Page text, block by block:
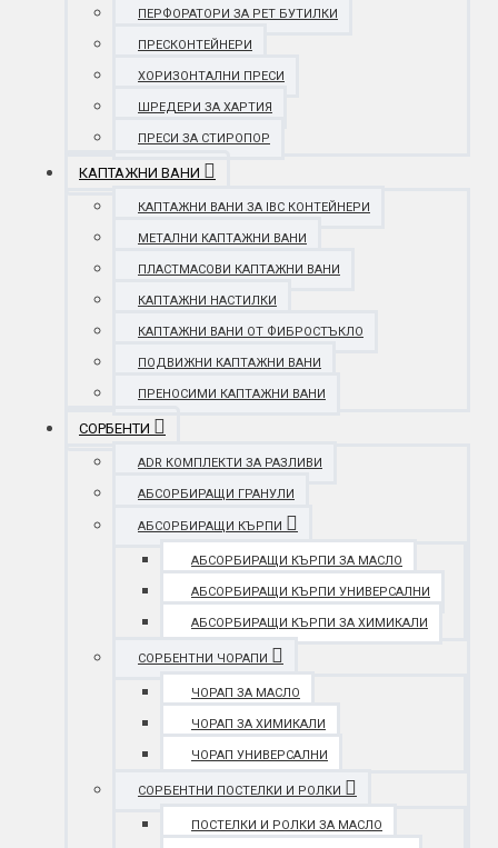
ПЕРФОРАТОРИ ЗА PET БУТИЛКИ
ПРЕСКОНТЕЙНЕРИ
ХОРИЗОНТАЛНИ ПРЕСИ
ШРЕДЕРИ ЗА ХАРТИЯ
ПРЕСИ ЗА СТИРОПОР
КАПТАЖНИ ВАНИ
КАПТАЖНИ ВАНИ ЗА IBC КОНТЕЙНЕРИ
МЕТАЛНИ КАПТАЖНИ ВАНИ
ПЛАСТМАСОВИ КАПТАЖНИ ВАНИ
КАПТАЖНИ НАСТИЛКИ
КАПТАЖНИ ВАНИ ОТ ФИБРОСТЪКЛО
ПОДВИЖНИ КАПТАЖНИ ВАНИ
ПРЕНОСИМИ КАПТАЖНИ ВАНИ
СОРБЕНТИ
ADR КОМПЛЕКТИ ЗА РАЗЛИВИ
АБСОРБИРАЩИ ГРАНУЛИ
АБСОРБИРАЩИ КЪРПИ
АБСОРБИРАЩИ КЪРПИ ЗА МАСЛО
АБСОРБИРАЩИ КЪРПИ УНИВЕРСАЛНИ
АБСОРБИРАЩИ КЪРПИ ЗА ХИМИКАЛИ
СОРБЕНТНИ ЧОРАПИ
ЧОРАП ЗА МАСЛО
ЧОРАП ЗА ХИМИКАЛИ
ЧОРАП УНИВЕРСАЛНИ
СОРБЕНТНИ ПОСТЕЛКИ И РОЛКИ
ПОСТЕЛКИ И РОЛКИ ЗА МАСЛО